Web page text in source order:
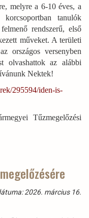
melyre a 6-10 éves, a
tanulók
rendszerű, első
műveket. A területi
országos versenyben
olvashattok az alábbi
Nektek!
295594/iden-is-
Tűzmegelőzési
2026. március 16.